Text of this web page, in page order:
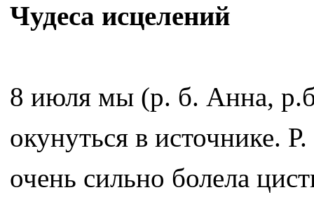
Чудеса исцелений
8 июля мы (р. б. Анна,
окунуться в источнике.
очень сильно болела